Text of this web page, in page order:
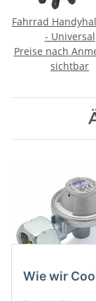
Wie wir
Fahrrad
- Universal
Preise nach
sichtbar